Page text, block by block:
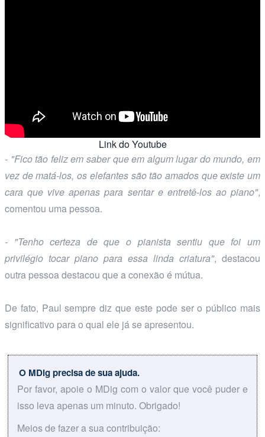
Link do Youtube
- "Fico tão feliz em saber que em algum lugar do mundo, em
vez de matá-los, os elefantes são tão amados que existe um
cara que vive apenas para sentar e entretê-los ao piano",
comentou uma pessoa.
- "Tenho certeza de que o pianista sentiu que foi um
privilégio tocar piano para essa linda criatura", destacou
outra pessoa destacou que a conexão é mútua.
De fato, Paul sempre diz que este pode ser o público mais
significativo para o qual ele já se apresentou.
O MDig precisa de sua ajuda.
Por favor, apoie o MDig com o valor que você puder e
isso leva apenas um minuto. Obrigado!
Meios de fazer a sua contribuição: